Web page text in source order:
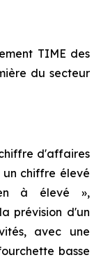
TIME des
du secteur
d'affaires
chiffre élevé
à élevé »,
prévision d'un
avec une
basse